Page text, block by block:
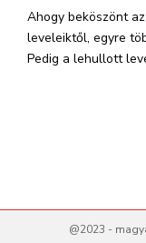
Ahogy beköszönt
leveleiktől, egyre
Pedig a lehullott
@2023 -